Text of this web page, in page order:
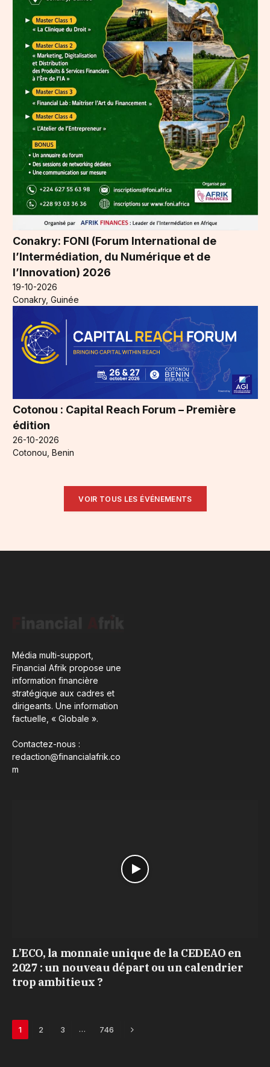
Conakry: FONI (Forum International de
l’Intermédiation, du Numérique et de
l’Innovation) 2026
19-10-2026
Conakry, Guinée
Cotonou : Capital Reach Forum – Première
édition
26-10-2026
Cotonou, Benin
VOIR TOUS LES ÉVÉNEMENTS
Média multi-support,
Financial Afrik propose une
information financière
stratégique aux cadres et
dirigeants. Une information
factuelle, « Globale ».
Contactez-nous :
redaction@financialafrik.co
m
L’ECO, la monnaie unique de la CEDEAO en
2027 : un nouveau départ ou un calendrier
trop ambitieux ?
1 2 3 … 746 Next